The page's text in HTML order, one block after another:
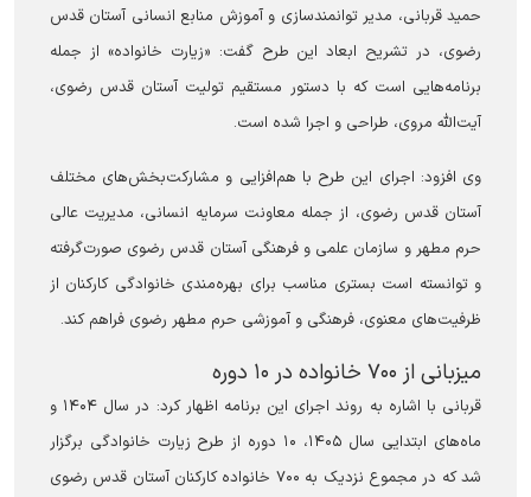
حمید قربانی، مدیر توانمندسازی و آموزش منابع انسانی آستان قدس
رضوی، در تشریح ابعاد این طرح گفت: «زیارت خانواده» از جمله
برنامه‌هایی است که با دستور مستقیم تولیت آستان قدس رضوی،
آیت‌الله مروی، طراحی و اجرا شده است.
وی افزود: اجرای این طرح با هم‌افزایی و مشارکت‌بخش‌های مختلف
آستان قدس رضوی، از جمله معاونت سرمایه انسانی، مدیریت عالی
حرم مطهر و سازمان علمی و فرهنگی آستان قدس رضوی صورت‌گرفته
و توانسته است بستری مناسب برای بهره‌مندی خانوادگی کارکنان از
ظرفیت‌های معنوی، فرهنگی و آموزشی حرم مطهر رضوی فراهم کند.
میزبانی از ۷۰۰ خانواده در ۱۰ دوره
قربانی با اشاره به روند اجرای این برنامه اظهار کرد: در سال ۱۴۰۴ و
ماه‌های ابتدایی سال ۱۴۰۵، ۱۰ دوره از طرح زیارت خانوادگی برگزار
شد که در مجموع نزدیک به ۷۰۰ خانواده کارکنان آستان قدس رضوی